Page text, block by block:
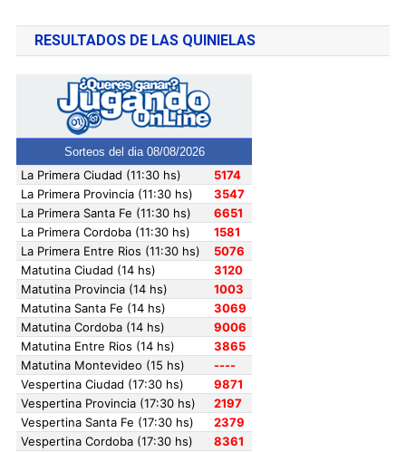
RESULTADOS DE LAS QUINIELAS